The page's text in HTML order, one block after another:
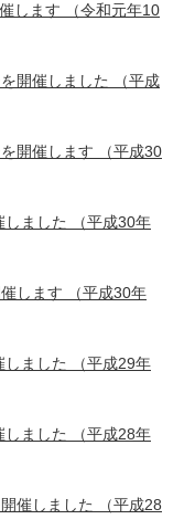
します （令和元年10
開催しました
（平成
開催します （平成30
ました
（平成30年
します （平成30年
ました
（平成29年
ました
（平成28年
催しました
（平成28